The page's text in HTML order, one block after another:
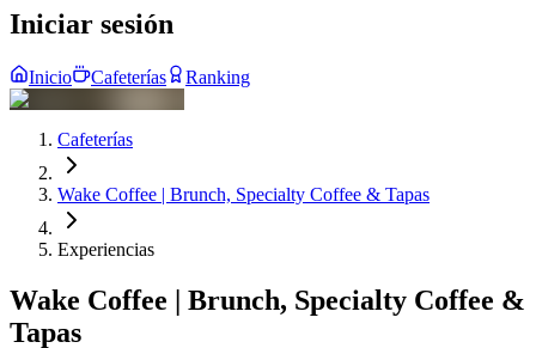
Iniciar sesión
Inicio Cafeterías Ranking
Cafeterías
Wake Coffee | Brunch, Specialty Coffee & Tapas
Experiencias
Wake Coffee | Brunch, Specialty Coffee &
Tapas